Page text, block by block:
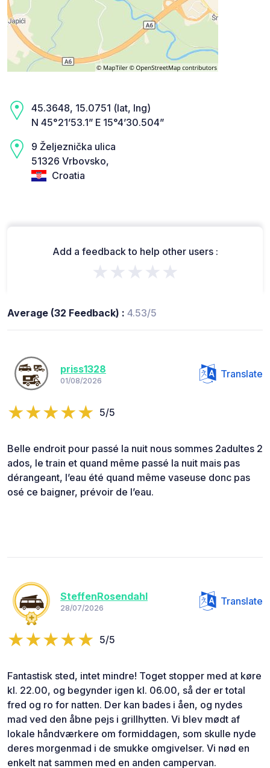
45.3648, 15.0751 (lat, lng)
N 45°21’53.1” E 15°4’30.504”
9 Željeznička ulica
51326 Vrbovsko,
Croatia
Add a feedback to help other users :
★★★★★
Average (32 Feedback) : 4.53/5
priss1328
01/08/2026
Translate
5/5
Belle endroit pour passé la nuit nous sommes 2adultes 2
ados, le train et quand même passé la nuit mais pas
dérangeant, l’eau été quand même vaseuse donc pas
osé ce baigner, prévoir de l’eau.
SteffenRosendahl
28/07/2026
Translate
5/5
Fantastisk sted, intet mindre! Toget stopper med at køre
kl. 22.00, og begynder igen kl. 06.00, så der er total
fred og ro for natten. Der kan bades i åen, og nydes
mad ved den åbne pejs i grillhytten. Vi blev mødt af
lokale håndværkere om formiddagen, som skulle nyde
deres morgenmad i de smukke omgivelser. Vi nød en
enkelt nat sammen med en anden campervan.